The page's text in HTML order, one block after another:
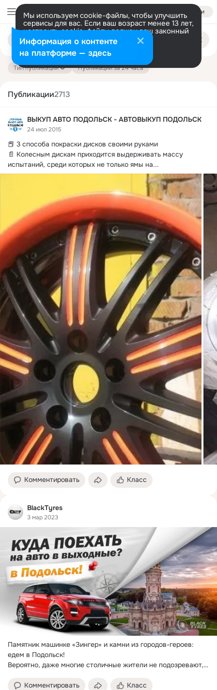
Войти
Мы используем cookie-файлы, чтобы улучшить
сервисы для вас. Если ваш возраст менее 13 лет,
настроить cookie-файлы должен ваш законный
представитель. Больше информации
Разрешить все Настроить
Поиск
публикациям
Тип публикации Публикации за 24 часа
Публикации2713
ВЫКУП АВТО ПОДОЛЬСК - АВТОВЫКУП ПОДОЛЬСК
24 июл 2015
📕 3 способа покраски дисков своими руками
📄 Колесным дискам приходится выдерживать массу
испытаний, среди которых не только ямы на...
Комментировать Класс
BlackTyres
3 мар 2023
Памятник машинке «Зингер» и камни из городов-героев:
едем в Подольск!
Вероятно, даже многие столичные жители не подозревают,
Комментировать
Класс
Информация о контенте
на платформе — здесь